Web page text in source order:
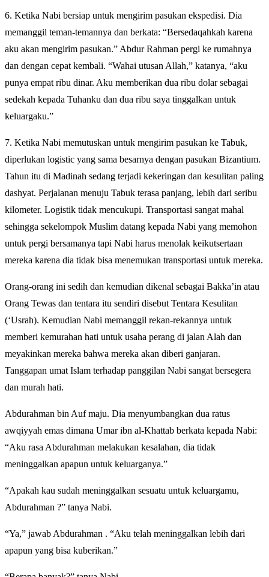
6. Ketika Nabi bersiap untuk mengirim pasukan ekspedisi. Dia
memanggil teman-temannya dan berkata: “Bersedaqahkah karena
aku akan mengirim pasukan.” Abdur Rahman pergi ke rumahnya
dan dengan cepat kembali. “Wahai utusan Allah,” katanya, “aku
punya empat ribu dinar. Aku memberikan dua ribu dolar sebagai
sedekah kepada Tuhanku dan dua ribu saya tinggalkan untuk
keluargaku.”
7. Ketika Nabi memutuskan untuk mengirim pasukan ke Tabuk,
diperlukan logistic yang sama besarnya dengan pasukan Bizantium.
Tahun itu di Madinah sedang terjadi kekeringan dan kesulitan paling
dashyat. Perjalanan menuju Tabuk terasa panjang, lebih dari seribu
kilometer. Logistik tidak mencukupi. Transportasi sangat mahal
sehingga sekelompok Muslim datang kepada Nabi yang memohon
untuk pergi bersamanya tapi Nabi harus menolak keikutsertaan
mereka karena dia tidak bisa menemukan transportasi untuk mereka.
Orang-orang ini sedih dan kemudian dikenal sebagai Bakka’in atau
Orang Tewas dan tentara itu sendiri disebut Tentara Kesulitan
(‘Usrah). Kemudian Nabi memanggil rekan-rekannya untuk
memberi kemurahan hati untuk usaha perang di jalan Alah dan
meyakinkan mereka bahwa mereka akan diberi ganjaran.
Tanggapan umat Islam terhadap panggilan Nabi sangat bersegera
dan murah hati.
Abdurahman bin Auf maju. Dia menyumbangkan dua ratus
awqiyyah emas dimana Umar ibn al-Khattab berkata kepada Nabi:
“Aku rasa Abdurahman melakukan kesalahan, dia tidak
meninggalkan apapun untuk keluarganya.”
“Apakah kau sudah meninggalkan sesuatu untuk keluargamu,
Abdurahman ?” tanya Nabi.
“Ya,” jawab Abdurahman . “Aku telah meninggalkan lebih dari
apapun yang bisa kuberikan.”